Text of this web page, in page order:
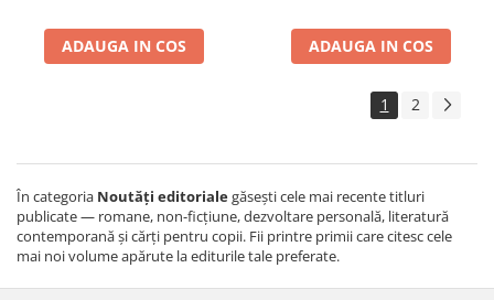
ADAUGA IN COS ADAUGA IN COS
1 2
În categoria Noutăți editorialegăsești cele mai recente titluri
publicate — romane, non-ficțiune, dezvoltare personală, literatură
contemporană și cărți pentru copii. Fii printre primii care citesc cele
mai noi volume apărute la editurile tale preferate.